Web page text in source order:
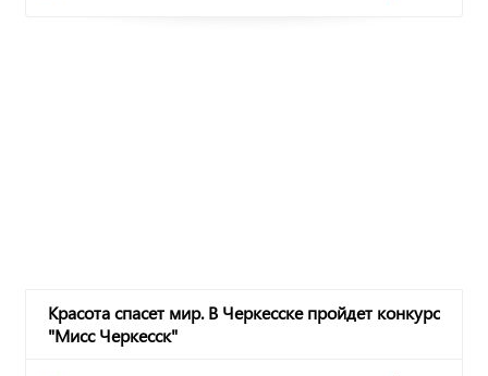
Красота спасет мир. В Черкесске пройдет конкурс
"Мисс Черкесск"